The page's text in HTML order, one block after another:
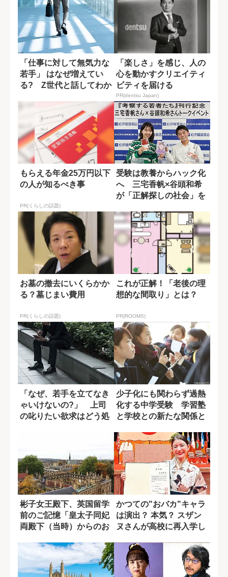
「仕事に対して無気力な
若手」 はなぜ増えてい
る? Z世代と話してわか
「楽しさ」を感じ、人の
心を動かすクリエイティ
ビティを届ける
PR(dentsu Japan)
もらえる年金25万円以下
の人が知るべき事
PR(くらしの話題)
受験は教養からハック化
へ 三宅香帆×谷頭和希
が「正解探しの社会」を
お墓の撤去にいくらかか
る？墓じまい費用
PR(くらしの話題)
これが正解！「老後の理
想的な間取り」とは？
PR(ROOMS)
「なぜ、若手を立てなき
ゃいけないの?」 上司
の叱りたい欲求はどう処
少子化にも関わらず過熱
化する中学受験 学習塾
と学校との新たな関係と
彬子女王殿下、英国留学
前のご記憶「皇太子同妃
両殿下（当時）からのお
かつての"おバカ"キャラ
は演出？ 本気？ スザン
ヌさんが高校に再入学し